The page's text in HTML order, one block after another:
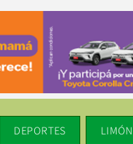
DEPORTES LIMÓN